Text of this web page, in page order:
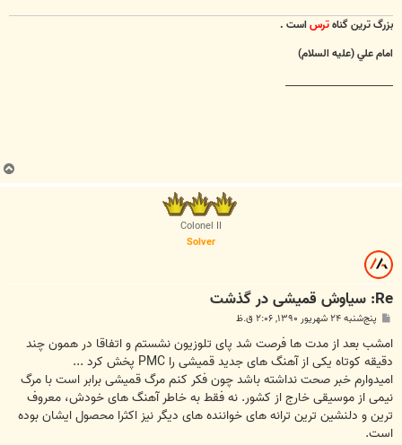
بزرگ ترين گناهترس است .
امام علي (عليه السلام)
________________________
Colonel II
Solver
Re: سیاوش قمیشی در گذشت
س
ت
پنج‌شنبه ۲۴ شهریور ۱۳۹۰, ۲:۰۶ ق.ظ
امشب بعد از مدت ها فرصت شد پای تلوزیون نشستم و اتفاقا در همون چند
دقیقه کوتاه یکی از آهنگ های جدید قمیشی را PMC پخش کرد ...
امیدوارم خبر صحت نداشته باشد چون فکر کنم مرگ قمیشی برابر است با مرگ
نیمی از موسیقی خارج از کشور. نه فقط به خاطر آهنگ های خودش، معروف
ترین و دلنشین ترین ترانه های خواننده های دیگر نیز اکثرا محصول ایشان بوده
است.